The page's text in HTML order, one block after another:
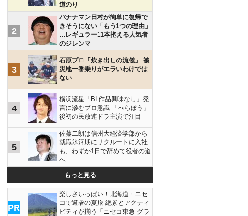
道のり
2
バナナマン日村が簡単に復帰で
きそうにない「もう1つの理由」
…レギュラー11本抱える人気者
のジレンマ
3
石原プロ「炊き出しの流儀」 被
災地一番乗りがエラいわけでは
ない
4
横浜流星「BL作品興味なし」発
言に滲むプロ意識 「べらぼう」
後初の民放連ドラ主演で注目
5
佐藤二朗は信州大経済学部から
就職氷河期にリクルートに入社
も、わずか1日で辞めて役者の道
へ
もっと見る
PR
楽しさいっぱい！北海道・ニセ
コで避暑の夏旅 絶景とアクティ
ビティが揃う「ニセコ東急 グラ